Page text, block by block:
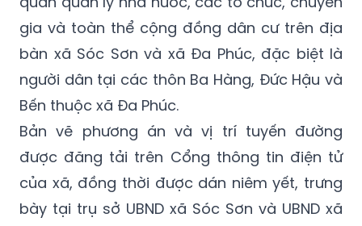
Tổ chức niêm yết rộng rãi trong 20 ngày
Hoạt động công khai hướng đến các cơ
quan quản lý nhà nước, các tổ chức, chuyên
gia và toàn thể cộng đồng dân cư trên địa
bàn xã Sóc Sơn và xã Đa Phúc, đặc biệt là
người dân tại các thôn Ba Hàng, Đức Hậu và
Bến thuộc xã Đa Phúc.
Bản vẽ phương án và vị trí tuyến đường
được đăng tải trên Cổng thông tin điện tử